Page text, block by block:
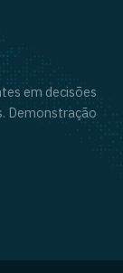
em decisões
Demonstração